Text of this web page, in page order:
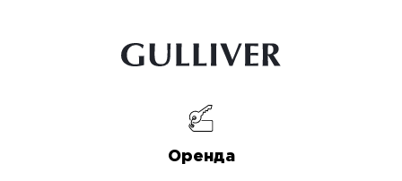
Оренда